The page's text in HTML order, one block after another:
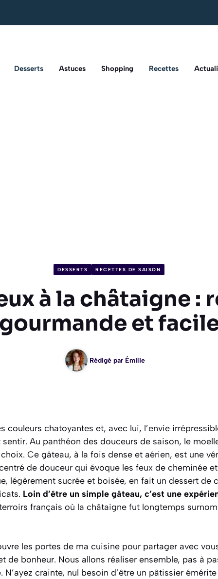
Desserts Astuces Shopping Recettes
DESSERTS RECETTES DE SAISON
à la châtaigne :
et
Rédigé par Émilie
couleurs chatoyantes et, avec lui, l’envie
Au panthéon des douceurs de saison, le
Ce gâteau, à la fois dense et aérien, est une
de douceur qui évoque les feux de cheminée
légèrement sucrée et boisée, en fait un dessert de
Loin d’être un simple gâteau, c’est une
français où la châtaigne fut longtemps
les portes de ma cuisine pour partager avec
de bonheur. Nous allons réaliser ensemble, pas à
. N’ayez crainte, nul besoin d’être un pâtissier